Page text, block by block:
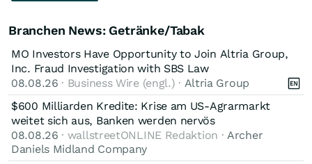
Branchen News: Getränke/Tabak
MO Investors Have Opportunity to Join Altria Group,
Inc. Fraud Investigation with SBS Law
08.08.26 · Business Wire (engl.) · Altria Group
$600 Milliarden Kredite: Krise am US-Agrarmarkt
weitet sich aus, Banken werden nervös
08.08.26 · wallstreetONLINE Redaktion · Archer
Daniels Midland Company